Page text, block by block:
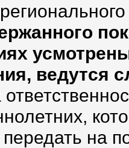
ведутся
на